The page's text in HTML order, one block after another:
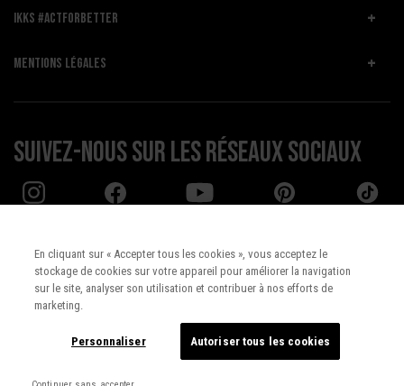
IKKS #ACTFORBETTER
MENTIONS LÉGALES
Suivez-nous sur les réseaux sociaux
Pays : UNITED STATES
Français
En cliquant sur « Accepter tous les cookies », vous acceptez le
stockage de cookies sur votre appareil pour améliorer la navigation
sur le site, analyser son utilisation et contribuer à nos efforts de
marketing.
Personnaliser Autoriser tous les cookies